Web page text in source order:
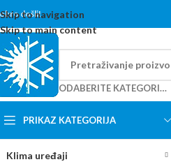
Skip to navigation
Skip to main content
došli!
ODABERITE KATEGORIJU
PRIKAZ KATEGORIJA
Klima uređaji